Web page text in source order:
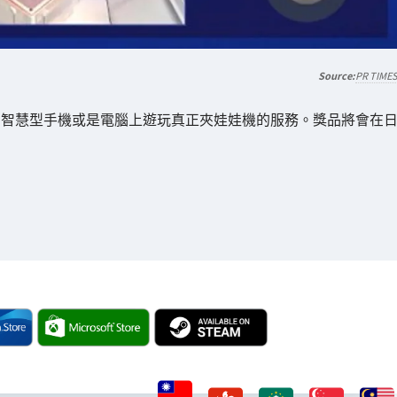
PR TIMES
慧型手機或是電腦上遊玩真正夾娃娃機的服務。獎品將會在日